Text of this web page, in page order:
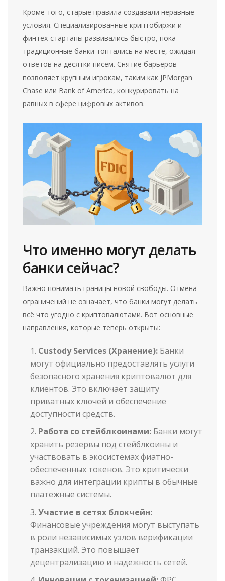
Кроме того, старые правила создавали неравные
условия. Специализированные криптобиржи и
финтех-стартапы развивались быстро, пока
традиционные банки топтались на месте, ожидая
ответов на десятки писем. Снятие барьеров
позволяет крупным игрокам, таким как JPMorgan
Chase или Bank of America, конкурировать на
равных в сфере цифровых активов.
Что именно могут делать
банки сейчас?
Важно понимать границы новой свободы. Отмена
ограничений не означает, что банки могут делать
всё что угодно с криптовалютами. Вот основные
направления, которые теперь открыты:
Custody Services (Хранение): Банки
могут официально предоставлять услуги
безопасного хранения криптовалют для
клиентов. Это включает защиту
приватных ключей и обеспечение
доступности средств.
Работа со стейблкоинами: Банки могут
хранить резервы под стейблкоины и
участвовать в экосистемах фиатно-
обеспеченных токенов. Это критически
важно для интеграции крипты в обычные
платежные системы.
Участие в сетях блокчейн:
Финансовые учреждения могут выступать
в роли независимых узлов верификации
транзакций. Это повышает
децентрализацию и надежность сетей.